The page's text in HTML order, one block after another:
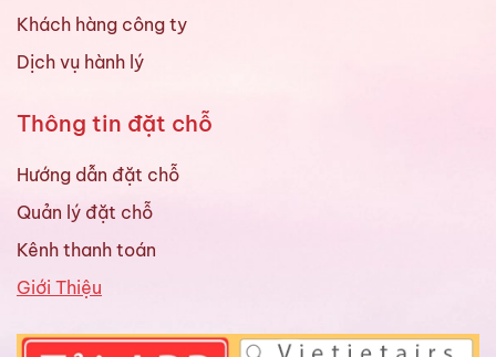
Khách hàng công ty
Dịch vụ hành lý
Thông tin đặt chỗ
Hướng dẫn đặt chỗ
Quản lý đặt chỗ
Kênh thanh toán
Giới Thiệu